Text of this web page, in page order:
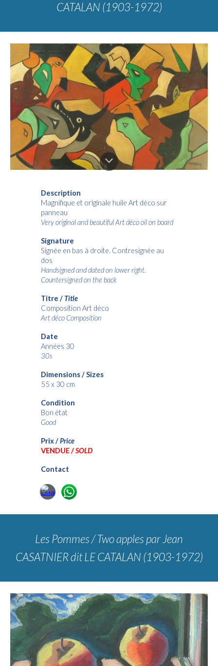
CATALAN (1903-1972)
Description
Magnifique et originale huileArt déco sur
panneau
Very original and beautiful Art décooil on board
Signature
Signée en bas à droite. Contresignée au
dos
Handsigned and dated on lower right.
Countersigned on the back
Titre / Title
CompositionArt déco
Art déco Composition
Date
Années 30
30s
Dimensions / Sizes
55 x 30 cm
Condition
Bon état
Good
Prix /Price
VENDUE /SOLD
Contact
Les Pommes / Two applespar Jean
CASATNIER dit LE CATALAN (1903-1972)